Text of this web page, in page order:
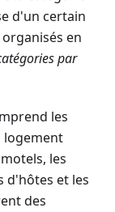
d'un certain
en
par
les
logement
les
d'hôtes et les
des